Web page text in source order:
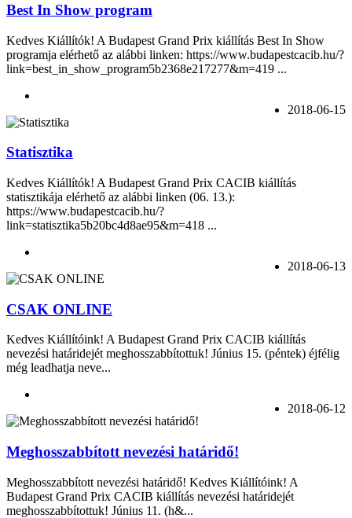
Best In Show program
Kedves Kiállítók! A Budapest Grand Prix kiállítás Best In Show
programja elérhető az alábbi linken: https://www.budapestcacib.hu/?
link=best_in_show_program5b2368e217277&m=419 ...
2018-06-15
Statisztika
Kedves Kiállítók! A Budapest Grand Prix CACIB kiállítás
statisztikája elérhető az alábbi linken (06. 13.):
https://www.budapestcacib.hu/?
link=statisztika5b20bc4d8ae95&m=418 ...
2018-06-13
CSAK ONLINE
Kedves Kiállítóink! A Budapest Grand Prix CACIB kiállítás
nevezési határidejét meghosszabbítottuk! Június 15. (péntek) éjfélig
még leadhatja neve...
2018-06-12
Meghosszabbított nevezési határidő!
Meghosszabbított nevezési határidő! Kedves Kiállítóink! A
Budapest Grand Prix CACIB kiállítás nevezési határidejét
meghosszabbítottuk! Június 11. (h&...